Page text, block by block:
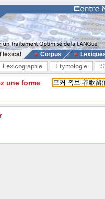
lexical Corpus
Lexicographie Etymologie
une forme